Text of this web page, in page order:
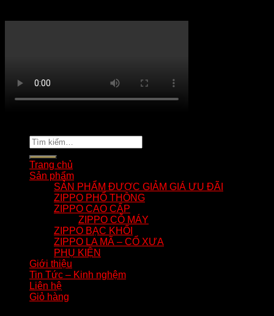
Tìm
kiếm:
Trang chủ
Sản phẩm
SẢN PHẨM ĐƯỢC GIẢM GIÁ ƯU ĐÃI
ZIPPO PHỔ THÔNG
ZIPPO CAO CẤP
ZIPPO CỖ MÁY
ZIPPO BẠC KHỐI
ZIPPO LA MÃ – CỔ XƯA
PHỤ KIỆN
Giới thiệu
Tin Tức – Kinh nghệm
Liên hệ
Giỏ hàng